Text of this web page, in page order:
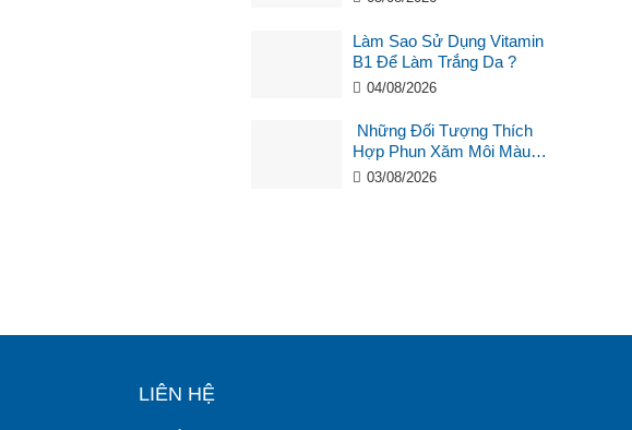
Làm Sao Sử Dụng Vitamin
B1 Để Làm Trắng Da ?
04/08/2026
Những Đối Tượng Thích
Hợp Phun Xăm Môi Màu
Hồng Cam San Hô?
03/08/2026
LIÊN HỆ